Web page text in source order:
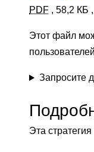
PDF , 58,2 КБ ,
Этот файл
Запросите
Эта